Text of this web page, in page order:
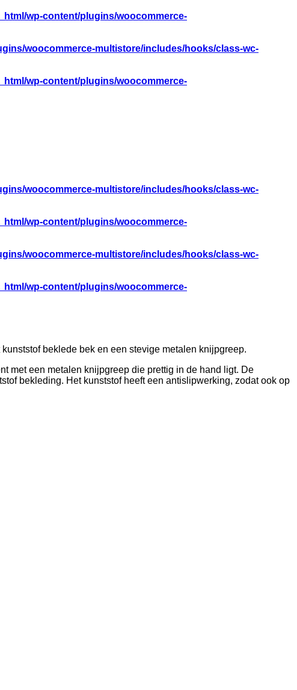
wp-content/plugins/woocommerce-
woocommerce-multistore/includes/hooks/class-wc-
wp-content/plugins/woocommerce-
woocommerce-multistore/includes/hooks/class-wc-
wp-content/plugins/woocommerce-
woocommerce-multistore/includes/hooks/class-wc-
wp-content/plugins/woocommerce-
beklede bek en een stevige metalen knijpgreep.
met een metalen knijpgreep die prettig in de hand ligt. De
bekleding. Het kunststof heeft een antislipwerking, zodat ook op